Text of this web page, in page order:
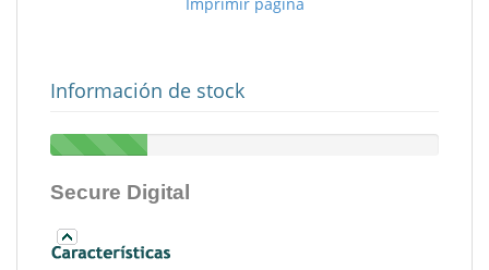
Información de stock
Secure Digital